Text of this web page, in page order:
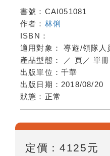
書號： CAI051081
作者： 林俐
ISBN：
適用對象：導遊/領隊人
產品型態：
／ 頁 ／單冊
出版單位： 千華
出版日期： 2018/08/20
狀態： 正常
定價：4125元